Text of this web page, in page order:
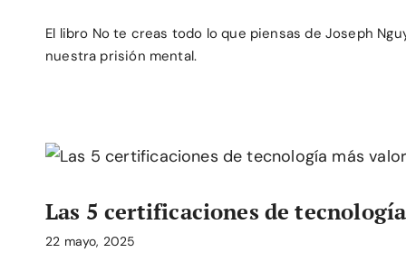
El libro No te creas todo lo que piensas de Joseph
nuestra prisión mental.
Las 5 certificaciones de
22 mayo, 2025